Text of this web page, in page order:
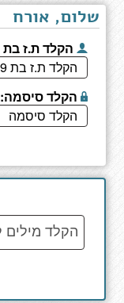
שלום, אורח
הקלד ת.ז בת 9 ספרות:
הקלד סיסמה:
הקלד
מילים
לחיפוש